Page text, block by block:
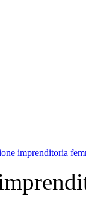
imprenditoria